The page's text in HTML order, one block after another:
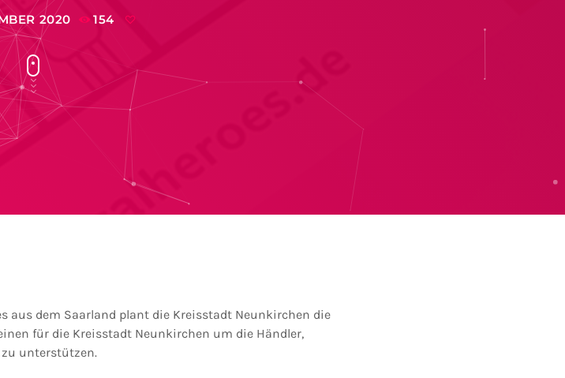
2020 154
aus dem Saarland plant die Kreisstadt Neunkirchen die
für die Kreisstadt Neunkirchen um die Händler,
unterstützen.